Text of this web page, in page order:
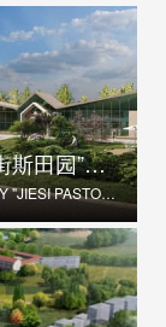
松滋市“街斯田园”美丽乡村示范片建设项目
SONGZI CITY "JIESI PASTORAL" BEAUTIFUL RURAL DEMONSTRATION FILM CONSTRUCTION PROJECT